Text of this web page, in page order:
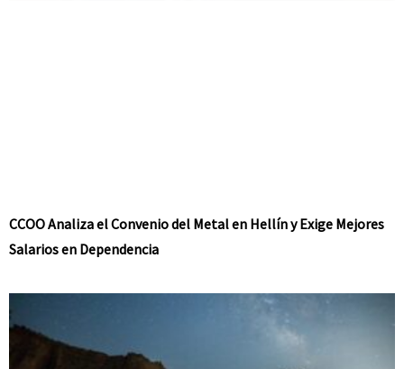
CCOO Analiza el Convenio del Metal en Hellín y Exige Mejores
Salarios en Dependencia